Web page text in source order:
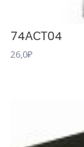
74АСТ04
26,0₽